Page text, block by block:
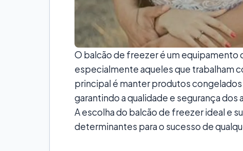
O balcão de freezer é um equipamento
especialmente aqueles que trabalham
principal é manter produtos
garantindo a qualidade e segurança
A escolha do balcão de freezer ideal e
determinantes para o sucesso de